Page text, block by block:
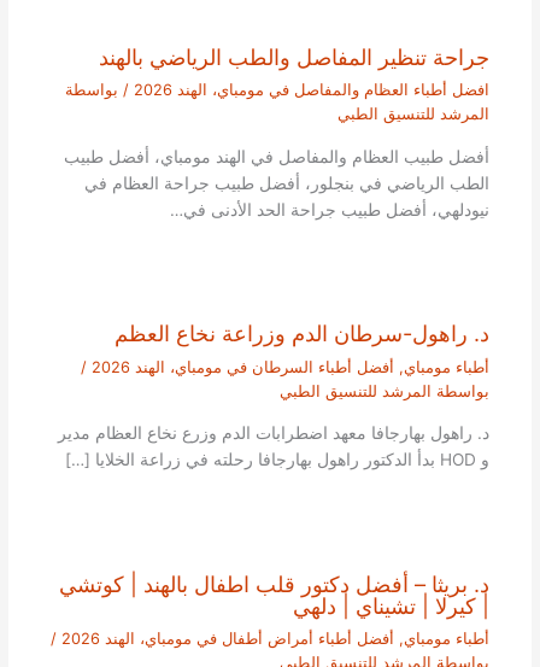
جراحة تنظير المفاصل والطب الرياضي بالهند
افضل أطباء العظام والمفاصل في مومباي، الهند 2026
/ بواسطة
المرشد للتنسيق الطبي
أفضل طبيب العظام والمفاصل في الهند مومباي، أفضل طبيب
الطب الرياضي في بنجلور، أفضل طبيب جراحة العظام في
نيودلهي، أفضل طبيب جراحة الحد الأدنى في…
د. راهول-سرطان الدم وزراعة نخاع العظم
أطباء مومباي, أفضل أطباء السرطان في مومباي، الهند 2026
/
بواسطة المرشد للتنسيق الطبي
د. راهول بهارجافا معهد اضطرابات الدم وزرع نخاع العظام مدير
و HOD بدأ الدكتور راهول بهارجافا رحلته في زراعة الخلايا […]
د. بريثا – أفضل دكتور قلب اطفال بالهند | كوتشي
| كيرلا | تشيناي | دلهي
أطباء مومباي, أفضل أطباء أمراض أطفال في مومباي، الهند 2026
/
بواسطة المرشد للتنسيق الطبي